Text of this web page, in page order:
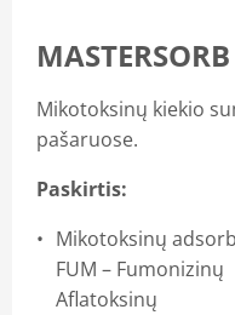
Mikotoksinų kiekio
pašaruose.
Paskirtis:
Mikotoksinų
FUM – Fumonizinų
Aflatoksinų